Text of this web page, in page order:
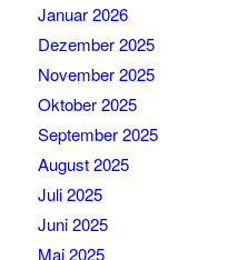
Januar 2026
Dezember 2025
November 2025
Oktober 2025
September 2025
August 2025
Juli 2025
Juni 2025
Mai 2025